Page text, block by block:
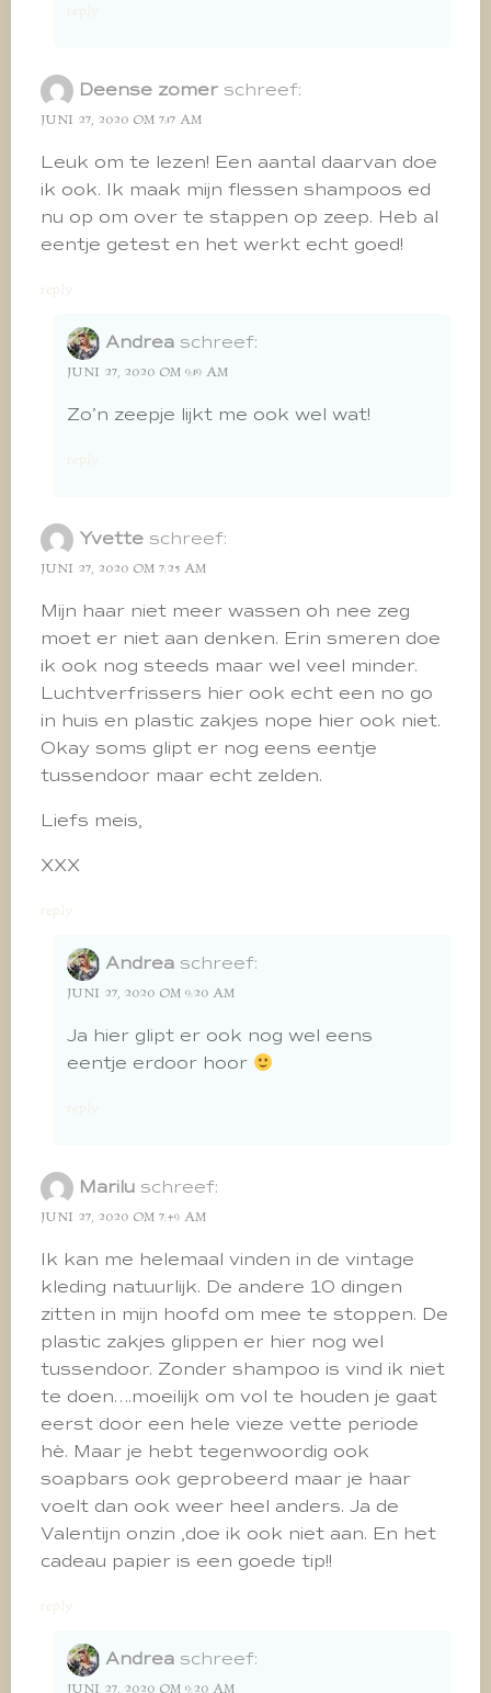
reply
Deense zomer schreef:
JUNI 27, 2020 OM 7:17 AM
Leuk om te lezen! Een aantal daarvan doe
ik ook. Ik maak mijn flessen shampoos ed
nu op om over te stappen op zeep. Heb al
eentje getest en het werkt echt goed!
reply
Andrea schreef:
JUNI 27, 2020 OM 9:19 AM
Zo’n zeepje lijkt me ook wel wat!
reply
Yvette schreef:
JUNI 27, 2020 OM 7:25 AM
Mijn haar niet meer wassen oh nee zeg
moet er niet aan denken. Erin smeren doe
ik ook nog steeds maar wel veel minder.
Luchtverfrissers hier ook echt een no go
in huis en plastic zakjes nope hier ook niet.
Okay soms glipt er nog eens eentje
tussendoor maar echt zelden.
Liefs meis,
XXX
reply
Andrea schreef:
JUNI 27, 2020 OM 9:20 AM
Ja hier glipt er ook nog wel eens
eentje erdoor hoor
reply
Marilu schreef:
JUNI 27, 2020 OM 7:49 AM
Ik kan me helemaal vinden in de vintage
kleding natuurlijk. De andere 10 dingen
zitten in mijn hoofd om mee te stoppen. De
plastic zakjes glippen er hier nog wel
tussendoor. Zonder shampoo is vind ik niet
te doen….moeilijk om vol te houden je gaat
eerst door een hele vieze vette periode
hè. Maar je hebt tegenwoordig ook
soapbars ook geprobeerd maar je haar
voelt dan ook weer heel anders. Ja de
Valentijn onzin ,doe ik ook niet aan. En het
cadeau papier is een goede tip!!
reply
Andrea schreef:
JUNI 27, 2020 OM 9:20 AM